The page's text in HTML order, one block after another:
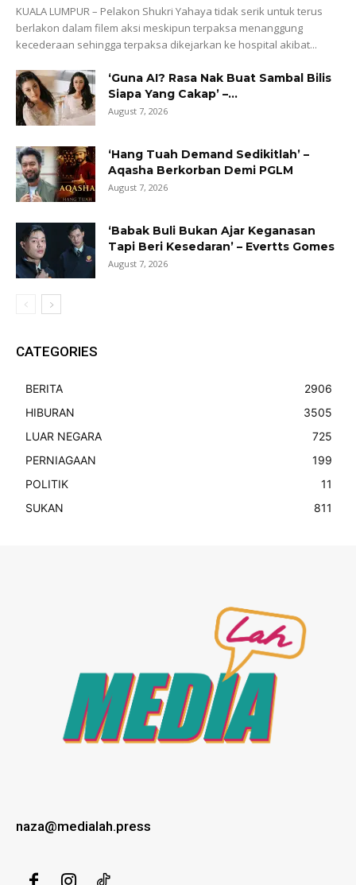
KUALA LUMPUR – Pelakon Shukri Yahaya tidak serik untuk terus
berlakon dalam filem aksi meskipun terpaksa menanggung
kecederaan sehingga terpaksa dikejarkan ke hospital akibat...
‘Guna AI? Rasa Nak Buat Sambal Bilis
Siapa Yang Cakap’ –...
August 7, 2026
‘Hang Tuah Demand Sedikitlah’ –
Aqasha Berkorban Demi PGLM
August 7, 2026
‘Babak Buli Bukan Ajar Keganasan
Tapi Beri Kesedaran’ – Evertts Gomes
August 7, 2026
CATEGORIES
BERITA
2906
HIBURAN
3505
LUAR NEGARA
725
PERNIAGAAN
199
POLITIK
11
SUKAN
811
naza@medialah.press